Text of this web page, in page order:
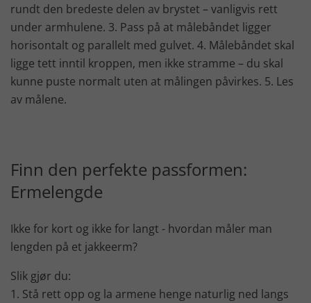
rundt den bredeste delen av brystet – vanligvis rett
under armhulene. 3. Pass på at målebåndet ligger
horisontalt og parallelt med gulvet. 4. Målebåndet skal
ligge tett inntil kroppen, men ikke stramme – du skal
kunne puste normalt uten at målingen påvirkes. 5. Les
av målene.
Finn den perfekte passformen:
Ermelengde
Ikke for kort og ikke for langt - hvordan måler man
lengden på et jakkeerm?
Slik gjør du:
1. Stå rett opp og la armene henge naturlig ned langs